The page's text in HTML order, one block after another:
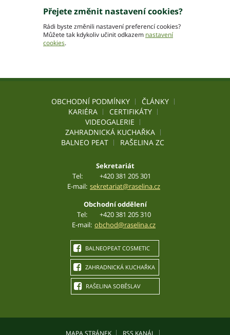
Ceník piva
Základní kontaktní údaje
Přejete změnit nastavení cookies?
Rádi byste změnili nastavení preferencí cookies?
Můžete tak kdykoliv učinit odkazem nastavení
cookies.
OBCHODNÍ PODMÍNKY
ČLÁNKY
KARIÉRA
CERTIFIKÁTY
VIDEOGALERIE
ZAHRADNICKÁ KUCHAŘKA
BALNEO PEAT
RAŠELINA ZC
Sekretariát
Tel:
+420 381 205 301
E-mail: sekretariat@raselina.cz
Obchodní oddělení
Tel:
+420 381 205 310
E-mail: obchod@raselina.cz
BALNEOPEAT COSMETIC
ZAHRADNICKÁ KUCHAŘKA
RAŠELINA SOBĚSLAV
MAPA STRÁNEK RSS KANÁL